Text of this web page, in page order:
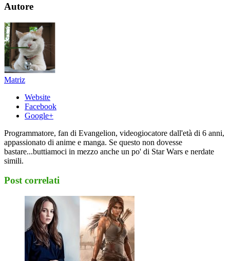
Autore
Matriz
Website
Facebook
Google+
Programmatore, fan di Evangelion, videogiocatore dall'età di 6 anni,
appassionato di anime e manga. Se questo non dovesse
bastare...buttiamoci in mezzo anche un po' di Star Wars e nerdate
simili.
Post correlati